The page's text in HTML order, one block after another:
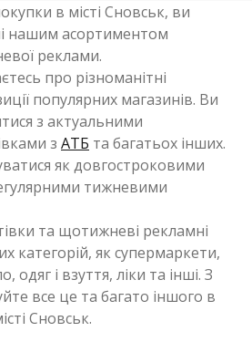
в місті Сновськ, ви
нашим асортиментом
реклами.
про різноманітні
популярних магазинів. Ви
з актуальними
з АТБ та багатьох інших.
як довгостроковими
тижневими
та щотижневі рекламні
категорій, як супермаркети,
одяг і взуття, ліки та інші. З
все це та багато іншого в
Сновськ.